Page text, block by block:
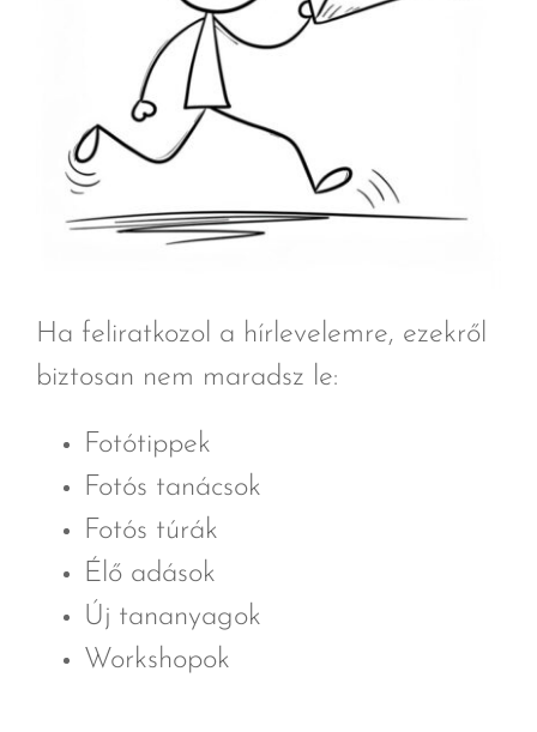
Ha feliratkozol a hírlevelemre, ezekről
biztosan nem maradsz le:
Fotótippek
Fotós tanácsok
Fotós túrák
Élő adások
Új tananyagok
Workshopok